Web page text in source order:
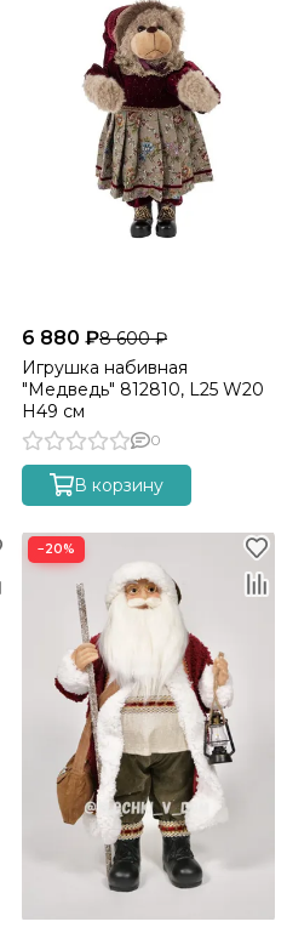
6 880 ₽8 600 ₽
Игрушка набивная
"Медведь" 812810, L25 W20
H49 см
0
В корзину
−20%